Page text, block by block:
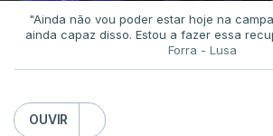
"Ainda não vou poder estar hoje na
ainda capaz disso. Estou a fazer essa
Forra - Lusa
OUVIR